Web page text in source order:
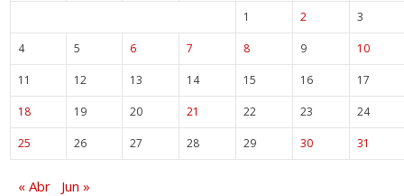
1 2 3
4 5 6 7 8 9 10
11 12 13 14 15 16 17
18 19 20 21 22 23 24
25 26 27 28 29 30 31
« Abr Jun »